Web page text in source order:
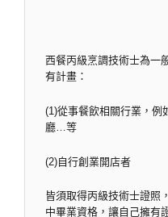
西餐丙級烹調技術士為一
有計畫：
(1)從事餐飲相關行業，例
廳…等
(2)自行創業開店者
皆須取得丙級技術士證照
中畢業資格，讓自己擁有